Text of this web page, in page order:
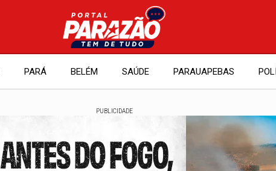
PARÁ BELÉM SAÚDE PARAUAPEBAS
PUBLICIDADE